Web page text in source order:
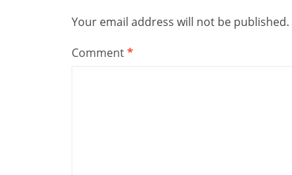
Your email address will not be published.
Comment*